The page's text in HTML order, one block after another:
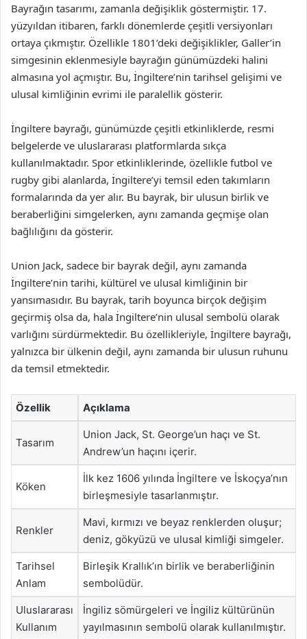
Bayrağın tasarımı, zamanla değişiklik göstermiştir. 17.
yüzyıldan itibaren, farklı dönemlerde çeşitli versiyonları
ortaya çıkmıştır. Özellikle 1801’deki değişiklikler, Galler’in
simgesinin eklenmesiyle bayrağın günümüzdeki halini
almasına yol açmıştır. Bu, İngiltere’nin tarihsel gelişimi ve
ulusal kimliğinin evrimi ile paralellik gösterir.
İngiltere bayrağı, günümüzde çeşitli etkinliklerde, resmi
belgelerde ve uluslararası platformlarda sıkça
kullanılmaktadır. Spor etkinliklerinde, özellikle futbol ve
rugby gibi alanlarda, İngiltere’yi temsil eden takımların
formalarında da yer alır. Bu bayrak, bir ulusun birlik ve
beraberliğini simgelerken, aynı zamanda geçmişe olan
bağlılığını da gösterir.
Union Jack, sadece bir bayrak değil, aynı zamanda
İngiltere’nin tarihi, kültürel ve ulusal kimliğinin bir
yansımasıdır. Bu bayrak, tarih boyunca birçok değişim
geçirmiş olsa da, hala İngiltere’nin ulusal sembolü olarak
varlığını sürdürmektedir. Bu özellikleriyle, İngiltere bayrağı,
yalnızca bir ülkenin değil, aynı zamanda bir ulusun ruhunu
da temsil etmektedir.
Özellik Açıklama
Tasarım
Union Jack, St. George’un haçı ve St.
Andrew’un haçını içerir.
Köken
İlk kez 1606 yılında İngiltere ve İskoçya’nın
birleşmesiyle tasarlanmıştır.
Renkler
Mavi, kırmızı ve beyaz renklerden oluşur;
deniz, gökyüzü ve ulusal kimliği simgeler.
Tarihsel
Anlam
Birleşik Krallık’ın birlik ve beraberliğinin
sembolüdür.
Uluslararası
Kullanım
İngiliz sömürgeleri ve İngiliz kültürünün
yayılmasının sembolü olarak kullanılmıştır.